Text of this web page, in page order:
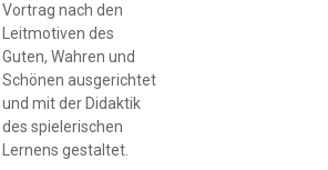
Vortrag nach den
Leitmotiven des
Guten, Wahren und
Schönen ausgerichtet
und mit der Didaktik
des spielerischen
Lernens gestaltet.